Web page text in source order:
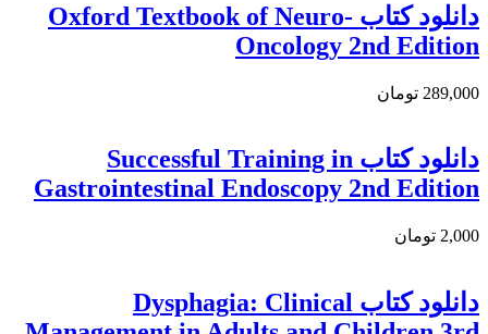
دانلود کتاب Oxford Textbook of Neuro-
Oncology 2nd Edition
289,000 تومان
دانلود كتاب Successful Training in
Gastrointestinal Endoscopy 2nd Edition
2,000 تومان
دانلود کتاب Dysphagia: Clinical